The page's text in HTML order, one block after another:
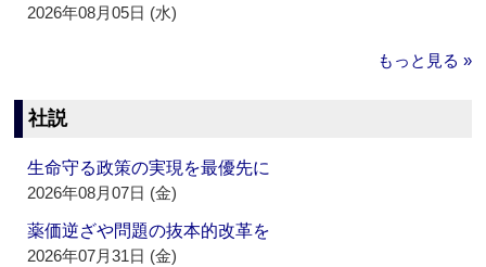
2026年08月05日 (水)
もっと見る »
社説
生命守る政策の実現を最優先に
2026年08月07日 (金)
薬価逆ざや問題の抜本的改革を
2026年07月31日 (金)